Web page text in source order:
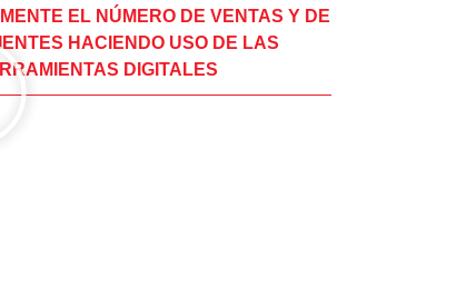
EL NÚMERO DE VENTAS Y DE
HACIENDO USO DE LAS
DIGITALES